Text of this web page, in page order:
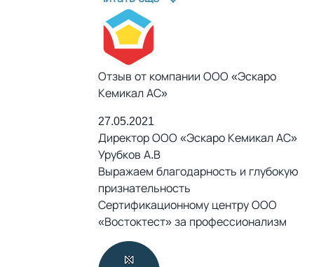
Отзыв от компании ООО «Эскаро
Кемикал АС»
27.05.2021
Директор ООО «Эскаро Кемикал АС»
Урубков А.В
Выражаем благодарность и глубокую
признательность
Сертификационному центру ООО
«Востоктест» за профессионализм